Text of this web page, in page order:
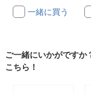
一緒に買う
ご一緒にいかがですか
こちら！